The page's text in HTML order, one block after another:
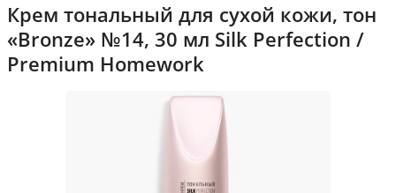
Крем тональный для сухой кожи, тон
«Bronze» №14, 30 мл Silk Perfection /
Premium Homework
M N O P Q S T